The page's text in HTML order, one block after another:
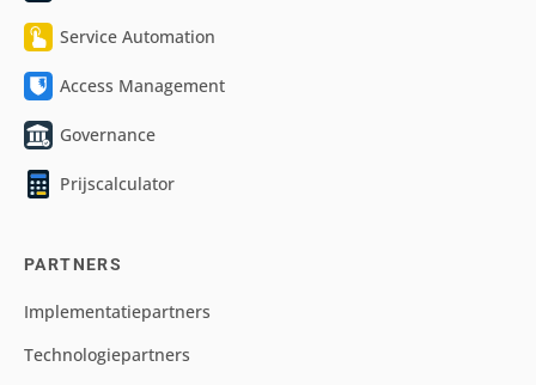
Service Automation
Access Management
Governance
Prijscalculator
PARTNERS
Implementatiepartners
Technologiepartners